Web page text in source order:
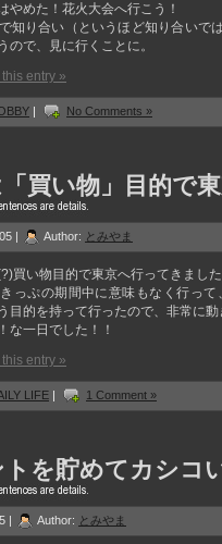
やめた！花火大会へ行こう！
知り合い（というほど知り合いで
ので、見に行くことに。
entry »
| No Comments »
買い物」目的で東
| Author: とみやま
買い物目的で東京へ行ってきました
っぷの期間中に意味もなく行っ
目的を持って行ったので、非常に動
な一日でした！！
entry »
LIFE | 1 Comment »
を貯めてカシコ
| Author: とみやま